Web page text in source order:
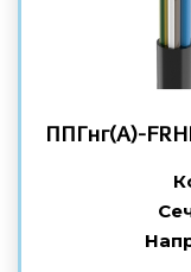
ППГнг(А)-